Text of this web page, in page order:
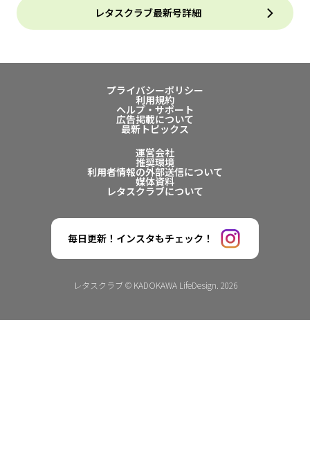
レタスクラブ最新号詳細
プライバシーポリシー
利用規約
ヘルプ・サポート
広告掲載について
最新トピックス
運営会社
推奨環境
利用者情報の外部送信について
媒体資料
レタスクラブについて
毎日更新！インスタもチェック！
レタスクラブ © KADOKAWA LifeDesign. 2026